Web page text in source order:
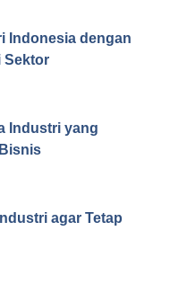
Indonesia dengan
Sektor
Industri yang
agar Tetap